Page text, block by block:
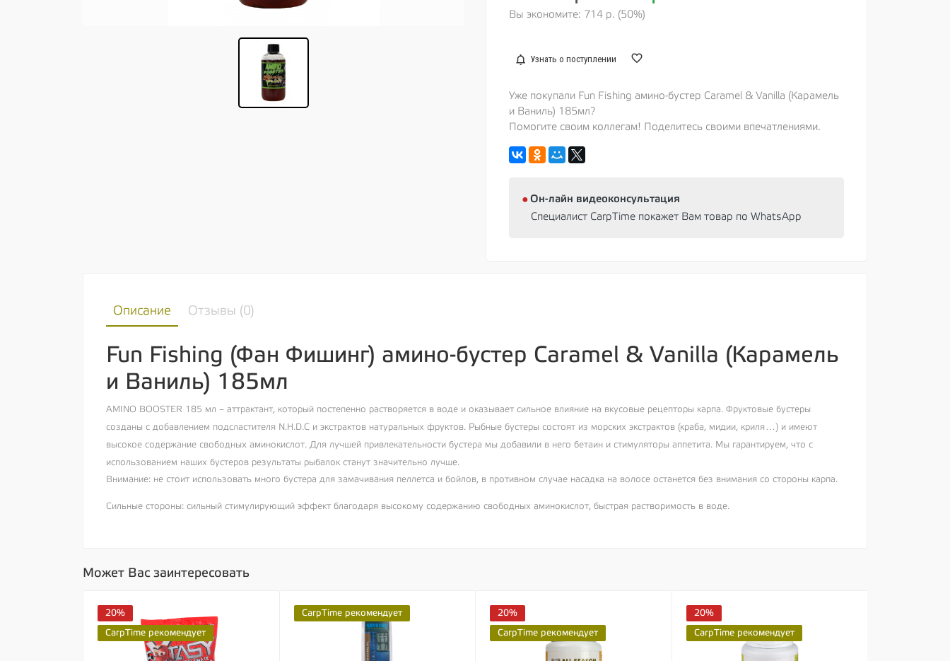
Вы экономите: 714 р. (50%)
Узнать о поступлении
Уже покупали Fun Fishing амино-бустер Caramel & Vanilla (Карамель
и Ваниль) 185мл?
Помогите своим коллегам! Поделитесь своими впечатлениями.
⦁ Oн-лайн видеоконсультация
Специалист CarpTime покажет Вам товар по WhatsApp
Описание Отзывы (0)
Fun Fishing (Фан Фишинг) амино-бустер Caramel & Vanilla (Карамель
и Ваниль) 185мл
AMINO BOOSTER 185 мл – аттрактант, который постепенно растворяется в воде и оказывает сильное влияние на вкусовые рецепторы карпа. Фруктовые бустеры
созданы с добавлением подсластителя N.H.D.C и экстрактов натуральных фруктов. Рыбные бустеры состоят из морских экстрактов (краба, мидии, криля…) и имеют
высокое содержание свободных аминокислот. Для лучшей привлекательности бустера мы добавили в него бетаин и стимуляторы аппетита. Мы гарантируем, что с
использованием наших бустеров результаты рыбалок станут значительно лучше.
Внимание: не стоит использовать много бустера для замачивания пеллетса и бойлов, в противном случае насадка на волосе останется без внимания со стороны карпа.
Сильные стороны: сильный стимулирующий эффект благодаря высокому содержанию свободных аминокислот, быстрая растворимость в воде.
Может Вас заинтересовать
20%
CarpTime рекомендует
CarpTime рекомендует
20%
CarpTime рекомендует
20%
CarpTime рекомендует